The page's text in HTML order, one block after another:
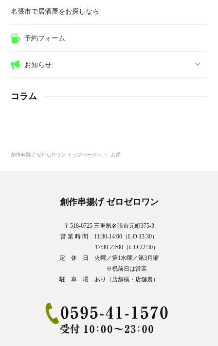
名張市で居酒屋をお探しなら
予約フォーム
お知らせ
コラム
創作串揚げ ゼロゼロワン トップページへ お席
創作串揚げ ゼロゼロワン
〒518-0725 三重県名張市元町375-3
営 業 時 間 11:30-14:00（L.O.13:30）
17:30-23:00（L.O.22:30）
定 休 日 火曜／第1水曜／第3月曜
※祝前日は営業
駐 車 場 あり（店舗横・店舗裏）